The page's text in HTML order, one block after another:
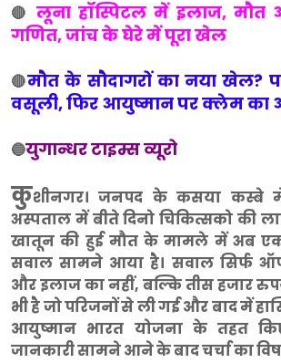
🔴 लूना हॉस्पिटल में इलाज,
गणित, जांच के घेरे में पूरा खेल
🔴मौत के सौदागरों का नया खेल?
वसूली, फिर आयुष्मान पर क्लेम का
🔵युगान्धर टाइम्स व्यूरो
कुशीनगर। जनपद के कसया कस्बे
अस्पताल में बीते दिनो चिकित्सको की
खातून की हुई मौत के मामले में अब
सवाल सामने आया है। सवाल सिर्फ
और इलाज का नहीं, बल्कि तीस हजार
भी है जो परिजनों से ली गई और बाद में
आयुष्मान भारत योजना के तहत
जानकारी सामने आने के बाद चर्चा का